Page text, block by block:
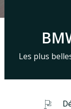
Les plus